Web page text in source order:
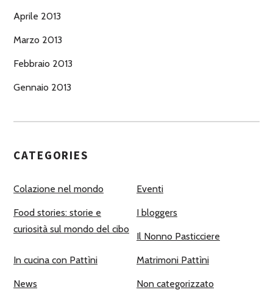
Aprile 2013
Marzo 2013
Febbraio 2013
Gennaio 2013
CATEGORIES
Colazione nel mondo Eventi
Food stories: storie e
curiosità sul mondo del cibo
I bloggers
Il Nonno Pasticciere
In cucina con Pattìni Matrimoni Pattìni
News Non categorizzato